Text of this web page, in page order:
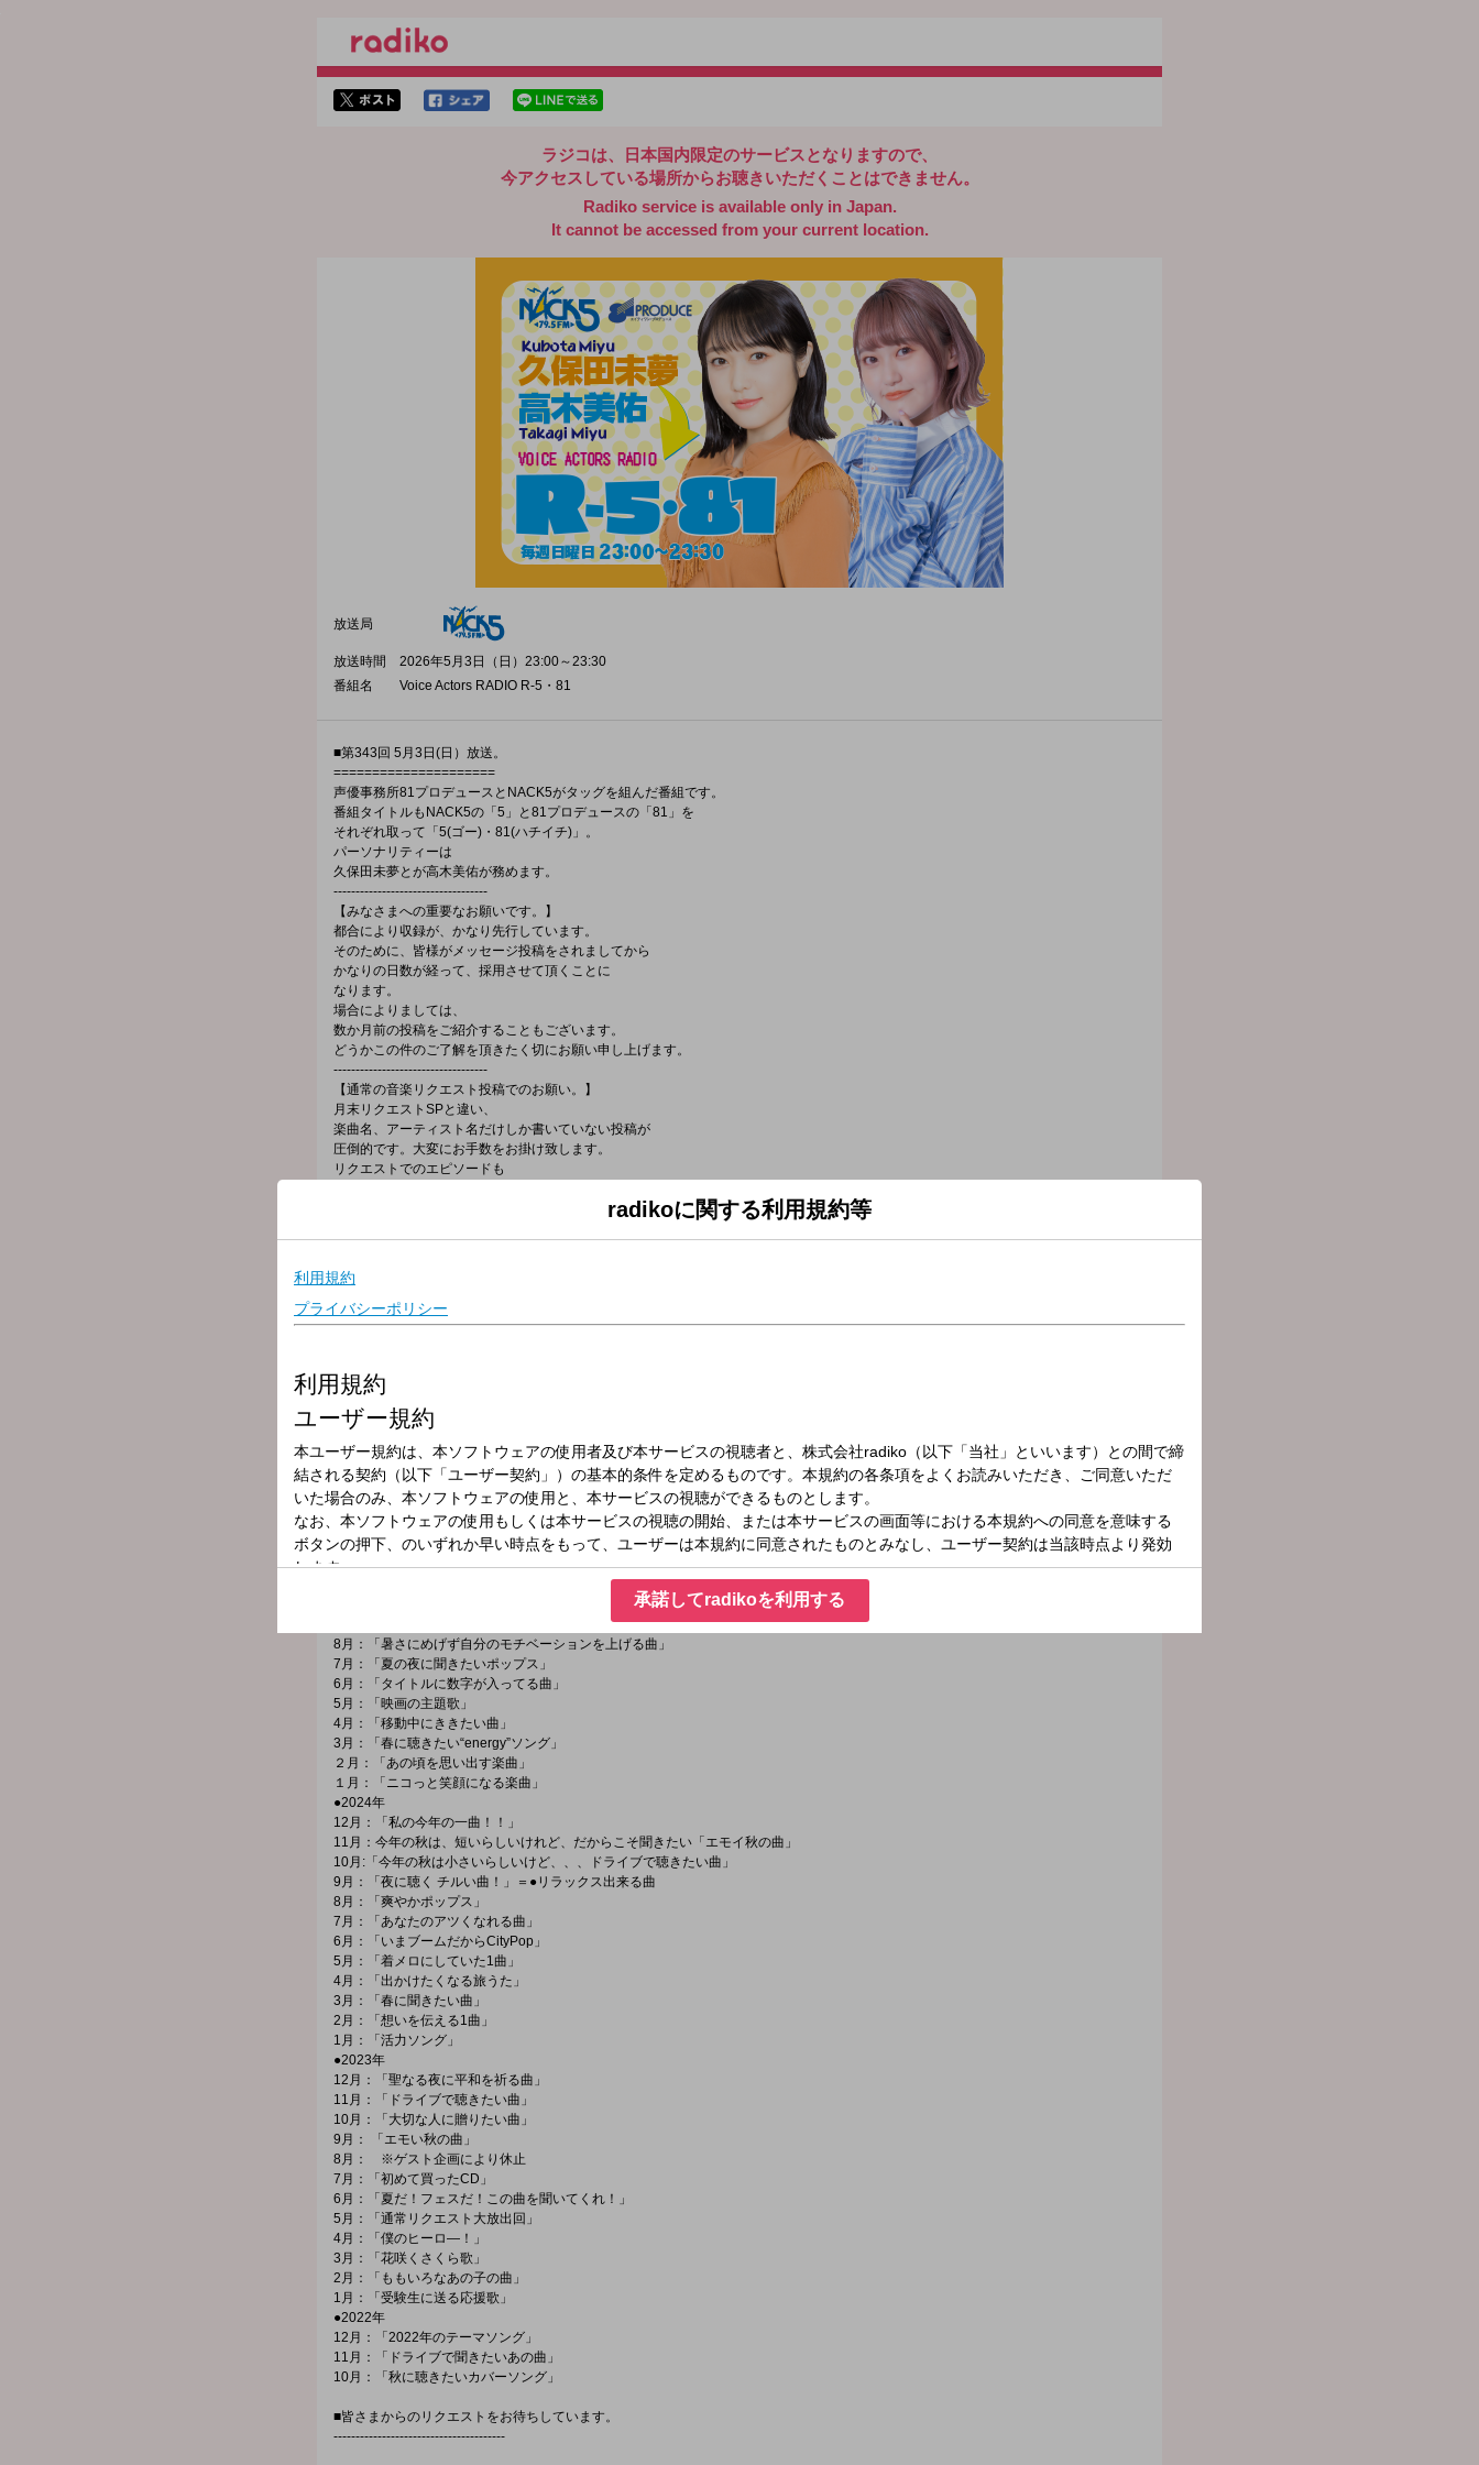
ラジコは、日本国内限定のサービスとなりますので、
今アクセスしている場所からお聴きいただくことはできません。
Radiko service is available only in Japan.
It cannot be accessed from your current location.
放送局
放送時間
2026年5月3日（日）23:00～23:30
番組名
Voice Actors RADIO R-5・81
■第343回 5月3日(日）放送。
=====================
声優事務所81プロデュースとNACK5がタッグを組んだ番組です。
番組タイトルもNACK5の「5」と81プロデュースの「81」を
それぞれ取って「5(ゴー)・81(ハチイチ)」。
パーソナリティーは
久保田未夢とが高木美佑が務めます。
-----------------------------------
【みなさまへの重要なお願いです。】
都合により収録が、かなり先行しています。
そのために、皆様がメッセージ投稿をされましてから
かなりの日数が経って、採用させて頂くことに
なります。
場合によりましては、
数か月前の投稿をご紹介することもございます。
どうかこの件のご了解を頂きたく切にお願い申し上げます。
-----------------------------------
【通常の音楽リクエスト投稿でのお願い。】
月末リクエストSPと違い、
楽曲名、アーティスト名だけしか書いていない投稿が
圧倒的です。大変にお手数をお掛け致します。
リクエストでのエピソードも
どうか番組の拡散を是非、お願い申し上げます。
●またX（ツイッター）のフォロワー数を
増やしたいです。
リポストを是非、お願い申し上げます。
これまでのリクエストSPテーマ】
●2026年
5月：「梅雨を吹き飛ばすHappySong」
4月：「旅のお供に聞きたくなる曲」
３月：「春に聞きたいHappySong」
2月：「キュンキュンしちゃう曲」
1月：「受験生への応援ソング」
●2025年
12月：「2025年、私のテーマ曲」
8月：「暑さにめげず自分のモチベーションを上げる曲」
7月：「夏の夜に聞きたいポップス」
6月：「タイトルに数字が入ってる曲」
5月：「映画の主題歌」
4月：「移動中にききたい曲」
3月：「春に聴きたい“energy”ソング」
２月：「あの頃を思い出す楽曲」
１月：「ニコっと笑顔になる楽曲」
●2024年
12月：「私の今年の一曲！！」
11月：今年の秋は、短いらしいけれど、だからこそ聞きたい「エモイ秋の曲」
10月:「今年の秋は小さいらしいけど、、、ドライブで聴きたい曲」
9月：「夜に聴く チルい曲！」＝●リラックス出来る曲
8月：「爽やかポップス」
7月：「あなたのアツくなれる曲」
6月：「いまブームだからCityPop」
5月：「着メロにしていた1曲」
4月：「出かけたくなる旅うた」
3月：「春に聞きたい曲」
2月：「想いを伝える1曲」
1月：「活力ソング」
●2023年
12月：「聖なる夜に平和を祈る曲」
11月：「ドライブで聴きたい曲」
10月：「大切な人に贈りたい曲」
9月： 「エモい秋の曲」
8月： ※ゲスト企画により休止
7月：「初めて買ったCD」
6月：「夏だ！フェスだ！この曲を聞いてくれ！」
5月：「通常リクエスト大放出回」
4月：「僕のヒーロ―！」
3月：「花咲くさくら歌」
2月：「ももいろなあの子の曲」
1月：「受験生に送る応援歌」
●2022年
12月：「2022年のテーマソング」
11月：「ドライブで聞きたいあの曲」
10月：「秋に聴きたいカバーソング」
■皆さまからのリクエストをお待ちしています。
---------------------------------------
radikoに関する利用規約等
承諾してradikoを利用する